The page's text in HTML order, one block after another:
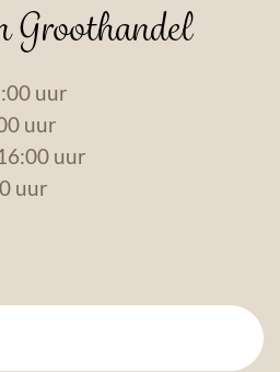
Groothandel
uur
uur
uur
uur